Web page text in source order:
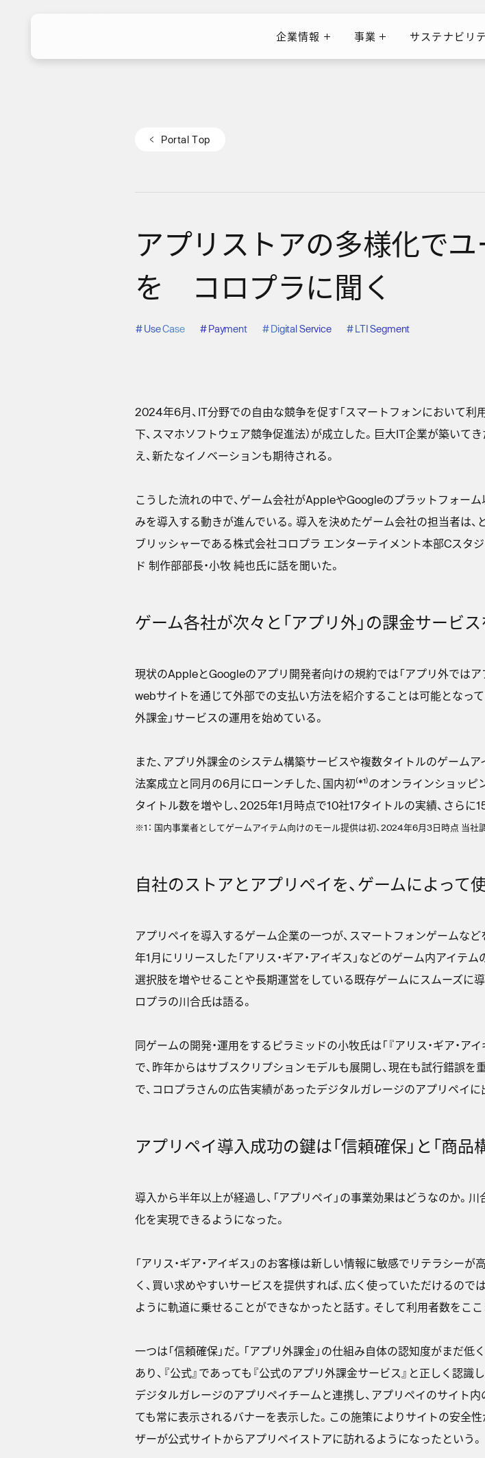
企業情報
事業
サステナビリ
アプリストアの多様化で
を コロプラに聞く
#Use Case #Payment #Digital Service #LTI Segment
Portal Top
2024年6月、IT分野での自由な競争を促す「スマートフォンにおいて利
下、スマホソフトウェア競争促進法）が成立した。巨大IT企業が築いて
え、新たなイノベーションも期待される。
こうした流れの中で、ゲーム会社がAppleやGoogleのプラットフォー
みを導入する動きが進んでいる。導入を決めたゲーム会社の担当者は、
ブリッシャーである株式会社コロプラ エンターテイメント本部Cスタ
ド 制作部部長・小牧 純也氏に話を聞いた。
ゲーム各社が次々と「アプリ外」の課金サービ
現状のAppleとGoogleのアプリ開発者向けの規約では「アプリ外では
webサイトを通じて外部での支払い方法を紹介することは可能となっ
外課金」サービスの運用を始めている。
また、アプリ外課金のシステム構築サービスや複数タイトルのゲーム
法案成立と同月の6月にローンチした、国内初⁽*¹⁾のオンラインショッピ
タイトル数を増やし、2025年1月時点で10社17タイトルの実績、さらに
※1： 国内事業者としてゲームアイテム向けのモール提供は初、2024年6月3日時点 当社
自社のストアとアプリペイを、ゲームによって
アプリペイを導入するゲーム企業の一つが、スマートフォンゲームなど
年1月にリリースした「アリス・ギア・アイギス」などのゲーム内アイテ
選択肢を増やせることや長期運営をしている既存ゲームにスムーズに
ロプラの川合氏は語る。
同ゲームの開発・運用をするピラミッドの小牧氏は「『アリス・ギア・
で、昨年からはサブスクリプションモデルも展開し、現在も試行錯誤
で、コロプラさんの広告実績があったデジタルガレージのアプリペイに
アプリペイ導入成功の鍵は「信頼確保」と「商品
導入から半年以上が経過し、「アプリペイ」の事業効果はどうなのか。
化を実現できるようになった。
「アリス・ギア・アイギス」のお客様は新しい情報に敏感でリテラシー
く、買い求めやすいサービスを提供すれば、広く使っていただけるので
ように軌道に乗せることができなかったと話す。そして利用者数をこ
一つは「信頼確保」だ。「アプリ外課金」の仕組み自体の認知度がまだ
あり、『公式』であっても『公式のアプリ外課金サービス』と正しく認識
デジタルガレージのアプリペイチームと連携し、アプリペイのサイト
ても常に表示されるバナーを表示した。この施策によりサイトの安全
ザーが公式サイトからアプリペイストアに訪れるようになったという。